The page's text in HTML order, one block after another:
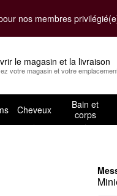
nos membres
le magasin et la livraison
votre magasin et votre
Cheveux
Bain et
corps